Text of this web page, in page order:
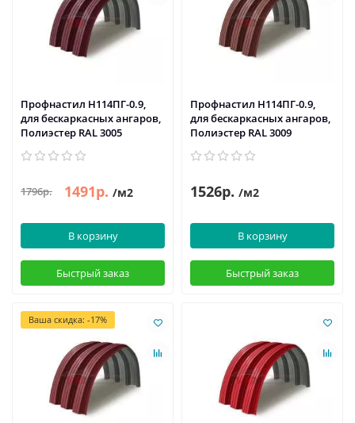
Профнастил H114ПГ-0.9,
для бескаркасных ангаров,
Полиэстер RAL 3005
1796р. 1491р. /м2
В корзину
Быстрый заказ
Профнастил H114ПГ-0.9,
для бескаркасных ангаров,
Полиэстер RAL 3009
1526р. /м2
В корзину
Быстрый заказ
Ваша скидка: -17%